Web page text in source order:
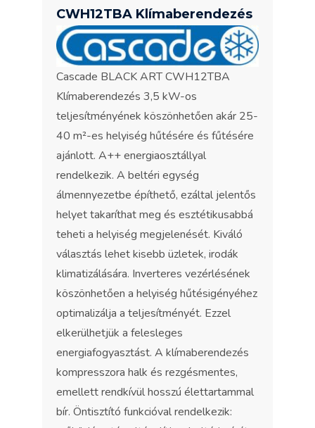
CWH12TBA Klímaberendezés
Cascade BLACK ART CWH12TBA
Klímaberendezés 3,5 kW-os
teljesítményének köszönhetően akár 25-
40 m²-es helyiség hűtésére és fűtésére
ajánlott. A++ energiaosztállyal
rendelkezik. A beltéri egység
álmennyezetbe építhető, ezáltal jelentős
helyet takaríthat meg és esztétikusabbá
teheti a helyiség megjelenését. Kiváló
választás lehet kisebb üzletek, irodák
klimatizálására. Inverteres vezérlésének
köszönhetően a helyiség hűtésigényéhez
optimalizálja a teljesítményét. Ezzel
elkerülhetjük a felesleges
energiafogyasztást. A klímaberendezés
kompresszora halk és rezgésmentes,
emellett rendkívül hosszú élettartammal
bír. Öntisztító funkcióval rendelkezik: